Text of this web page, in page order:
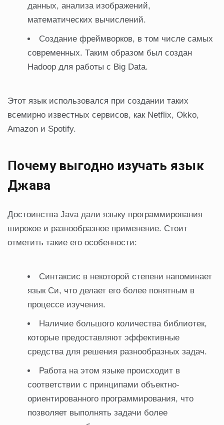
данных, анализа изображений,
математических вычислений.
Создание фреймворков, в том числе самых
современных. Таким образом был создан
Hadoop для работы с Big Data.
Этот язык использовался при создании таких
всемирно известных сервисов, как Netflix, Okko,
Amazon и Spotify.
Почему выгодно изучать язык
Джава
Достоинства Java дали языку программирования
широкое и разнообразное применение. Стоит
отметить такие его особенности:
Синтаксис в некоторой степени напоминает
язык Си, что делает его более понятным в
процессе изучения.
Наличие большого количества библиотек,
которые предоставляют эффективные
средства для решения разнообразных задач.
Работа на этом языке происходит в
соответствии с принципами объектно-
ориентированного программирования, что
позволяет выполнять задачи более